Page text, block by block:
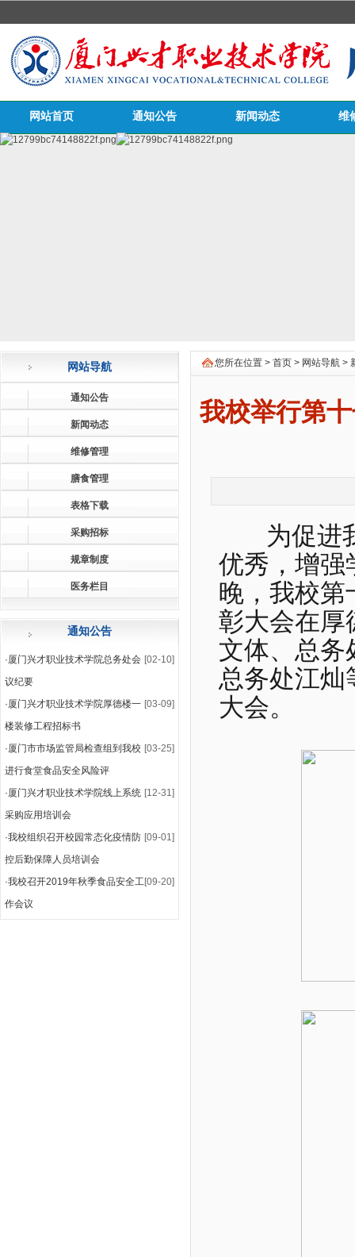
网站首页 通知公告 新闻动态 维
网站导航
通知公告
新闻动态
维修管理
膳食管理
表格下载
采购招标
规章制度
医务栏目
通知公告
[02-10]
·厦门兴才职业技术学院总务处会
议纪要
[03-09]
·厦门兴才职业技术学院厚德楼一
楼装修工程招标书
[03-25]
·厦门市市场监管局检查组到我校
进行食堂食品安全风险评
[12-31]
·厦门兴才职业技术学院线上系统
采购应用培训会
[09-01]
·我校组织召开校园常态化疫情防
控后勤保障人员培训会
[09-20]
·我校召开2019年秋季食品安全工
作会议
您所在位置 > 首页 > 网站导航 >
我校举行第
为促进
优秀，增强
晚，我校第
彰大会在厚
文体、总务
总务处江灿
大会。